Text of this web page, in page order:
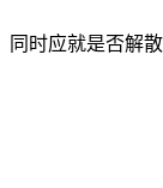
时应就是否解散